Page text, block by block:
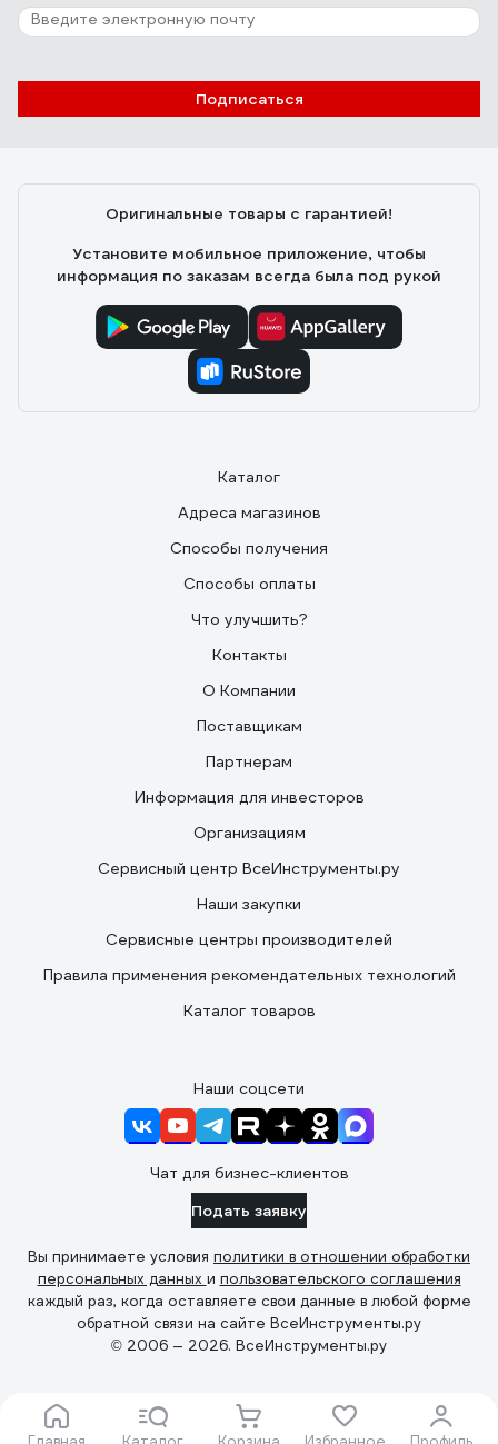
Отзыв об алмазном диске Diamond
Industrial 350х25.4 мм DIDC350
Андрей ФилипповичПодписаться
Оригинальные товары с гарантией!
Установите мобильное приложение, чтобы
информация по заказам всегда была под рукой
Каталог
Адреса магазинов
Способы получения
Способы оплаты
Что улучшить?
Контакты
О Компании
Поставщикам
Партнерам
Информация для инвесторов
Организациям
Сервисный центр ВсеИнструменты.ру
Наши закупки
Сервисные центры производителей
Правила применения рекомендательных технологий
Каталог товаров
Наши соцсети
Чат для бизнес-клиентов
Подать заявку
Вы принимаете условия политики в отношении обработки
персональных данных и пользовательского соглашения
каждый раз, когда оставляете свои данные в любой форме
обратной связи на сайте ВсеИнструменты.ру
© 2006 — 2026. ВсеИнструменты.ру